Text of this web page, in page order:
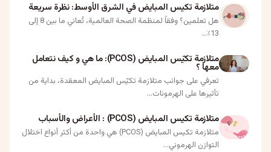
متلازمة تكيس المبايض في الشرق الأوسط: نظرة سريعة
هل تعلمين؟ وفقاً لمنظمة الصحة العالمية، تُعاني ما بين 8 إلى
13٪...
متلازمة تكيّس المبايض (PCOS): ما هي و كيف نتعامل
معها ؟
تعرفي على جوانب متلازمة تكيّس المبايض المعقدة، بداية من
تأثيرها على الهرمونات...
متلازمة تكيس المبايض (PCOS) : الأعراض والأسباب
متلازمة تكيس المبايض (PCOS) هي واحدة من أكثر أنواع اختلال
التوازن الهرموني...